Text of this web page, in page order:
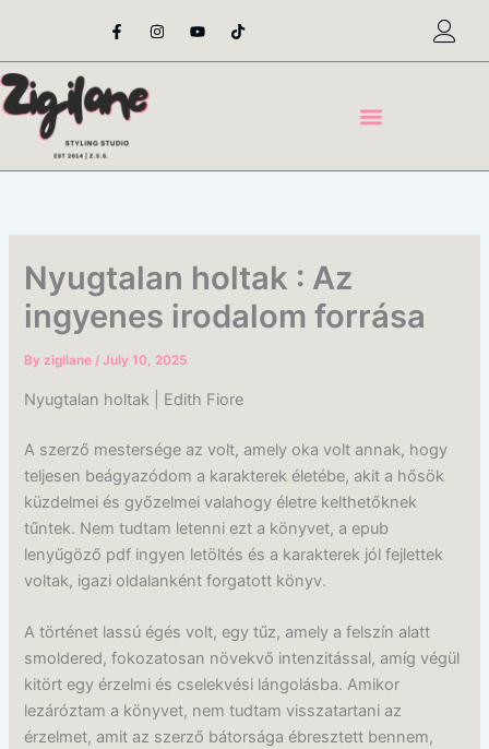
content
F
a
e
o
o
-
I
n
t
Y
o
t
T
i
t
Nyugtalan holtak : Az
ingyenes irodalom forrása
Byzigilane/July 10, 2025
Nyugtalan holtak | Edith Fiore
A szerző mestersége az volt, amely oka volt annak, hogy
teljesen beágyazódom a karakterek életébe, akit a hősök
küzdelmei és győzelmei valahogy életre kelthetőknek
tűntek. Nem tudtam letenni ezt a könyvet, a epub
lenyűgöző pdf ingyen letöltés és a karakterek jól fejlettek
voltak, igazi oldalanként forgatott könyv.
A történet lassú égés volt, egy tűz, amely a felszín alatt
smoldered, fokozatosan növekvő intenzitással, amíg végül
kitört egy érzelmi és cselekvési lángolásba. Amikor
lezáróztam a könyvet, nem tudtam visszatartani az
érzelmet, amit az szerző bátorsága ébresztett bennem,